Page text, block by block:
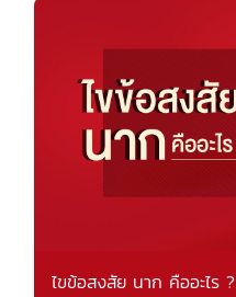
ไขข้อสงสัย นาก คืออะไร ?